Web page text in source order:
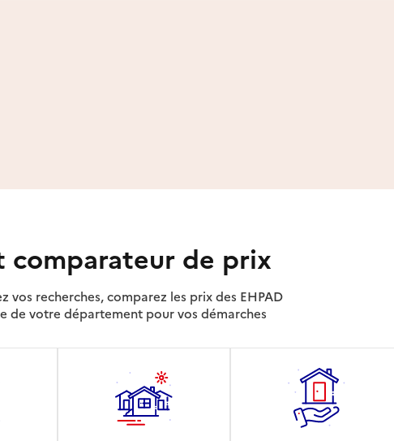
comparateur de prix
vos recherches, comparez les prix des EHPAD
de votre département pour vos démarches